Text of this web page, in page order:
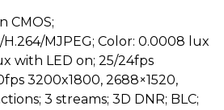
CMOS;
H.264/MJPEG; Color: 0.0008 lux
with LED on; 25/24fps
3200x1800, 2688×1520,
3 streams; 3D DNR; BLC;